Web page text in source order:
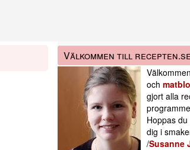
Välkommen till recepten.se
och
gjort alla
Hoppas
dig i
/Susanne